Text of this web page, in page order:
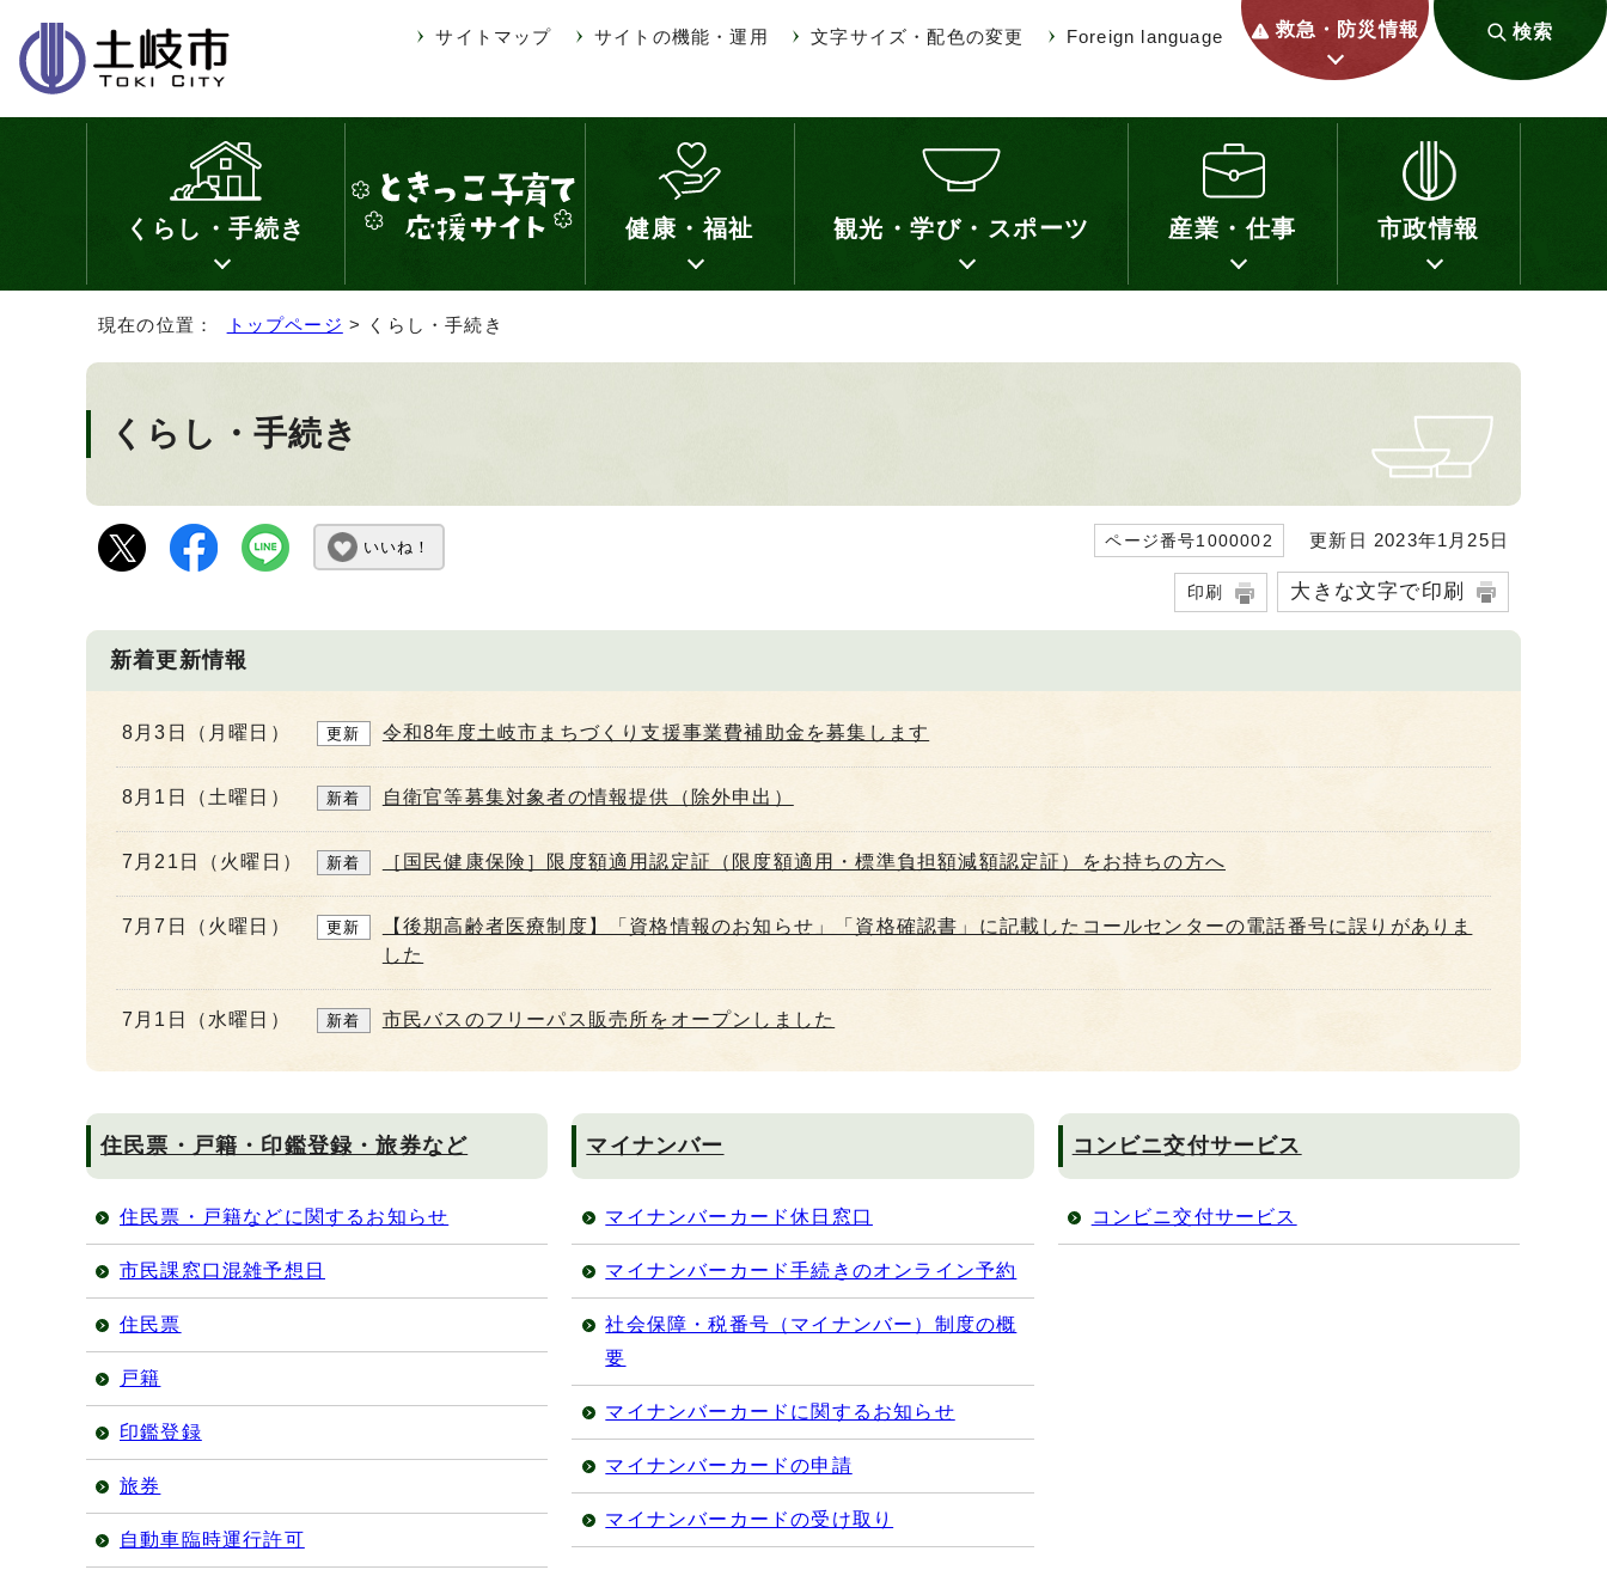
サイトマップ サイトの機能・運用 文字サイズ・配色の変更 Foreign language 救急・防災情報 検索
くらし・手続き 健康・福祉 観光・学び・スポーツ 産業・仕事 市政情報
現在の位置： トップページ > くらし・手続き
くらし・手続き
いいね！ ページ番号1000002 更新日 2023年1月25日
印刷 大きな文字で印刷
新着更新情報
8月3日（月曜日） 更新 令和8年度土岐市まちづくり支援事業費補助金を募集します
8月1日（土曜日） 新着 自衛官等募集対象者の情報提供（除外申出）
7月21日（火曜日） 新着 ［国民健康保険］限度額適用認定証（限度額適用・標準負担額減額認定証）をお持ちの方へ
7月7日（火曜日） 更新
【後期高齢者医療制度】「資格情報のお知らせ」「資格確認書」に記載したコールセンターの電話番号に誤りがありま
した
7月1日（水曜日） 新着 市民バスのフリーパス販売所をオープンしました
住民票・戸籍・印鑑登録・旅券など
住民票・戸籍などに関するお知らせ
市民課窓口混雑予想日
住民票
戸籍
印鑑登録
旅券
自動車臨時運行許可
マイナンバー
マイナンバーカード休日窓口
マイナンバーカード手続きのオンライン予約
社会保障・税番号（マイナンバー）制度の概
要
マイナンバーカードに関するお知らせ
マイナンバーカードの申請
マイナンバーカードの受け取り
コンビニ交付サービス
コンビニ交付サービス